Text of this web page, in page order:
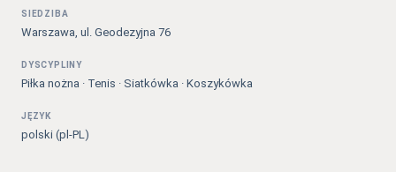
SIEDZIBA
Warszawa, ul. Geodezyjna 76
DYSCYPLINY
Piłka nożna · Tenis · Siatkówka · Koszykówka
JĘZYK
polski (pl-PL)